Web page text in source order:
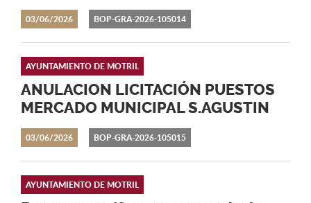
03/06/2026 BOP-GRA-2026-105014
03/06/2026
ANULACION LICITACIÓN PUESTOS
MERCADO MUNICIPAL S.AGUSTIN
AYUNTAMIENTO DE MOTRIL
BOP-GRA-2026-105015
AYUNTAMIENTO DE MOTRIL